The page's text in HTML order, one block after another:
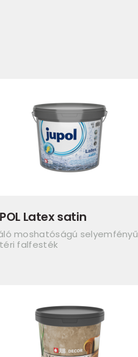
Latex satin
moshatóságú selyemfényű
falfesték